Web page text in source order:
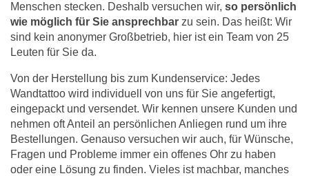
Menschen stecken. Deshalb versuchen wir, so persönlich
wie möglich für Sie ansprechbar zu sein. Das heißt: Wir
sind kein anonymer Großbetrieb, hier ist ein Team von 25
Leuten für Sie da.
Von der Herstellung bis zum Kundenservice: Jedes
Wandtattoo wird individuell von uns für Sie angefertigt,
eingepackt und versendet. Wir kennen unsere Kunden und
nehmen oft Anteil an persönlichen Anliegen rund um ihre
Bestellungen. Genauso versuchen wir auch, für Wünsche,
Fragen und Probleme immer ein offenes Ohr zu haben
oder eine Lösung zu finden. Vieles ist machbar, manches